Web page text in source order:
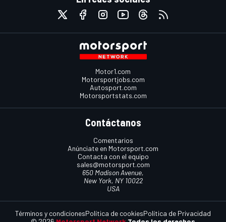
Motor1.com
Motorsportjobs.com
Autosport.com
Motorsportstats.com
Contáctanos
Comentarios
Anúnciate en Motorsport.com
Contacta con el equipo
sales@motorsport.com
650 Madison Avenue,
New York, NY 10022
USA
Términos y condicionesPolítica de cookiesPolítica de Privacidad